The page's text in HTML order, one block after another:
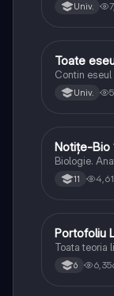
Univ.
Limba și
Toate
Contin
Univ.
Biologie
Notițe-Bio
Biologie.
11
Limba și
Portofoliu
Toata teoria
6